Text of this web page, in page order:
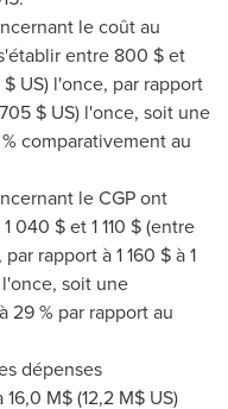
le coût au
entre 800 $ et
US) l'once, par rapport
$ US) l'once, soit une
comparativement au
le CGP ont
040 $ et1 110 $ (entre
rapport à 1 160 $ à 1
soit une
% par rapport au
dépenses
M$ (12,2 M$ US)